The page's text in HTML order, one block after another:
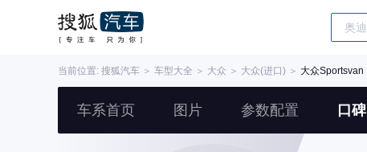
当前位置: 搜狐汽车 ＞ 车型大全 ＞ 大众 ＞ 大众(进口) ＞ 大众Sportsvan
车系首页 图片 参数配置 口碑